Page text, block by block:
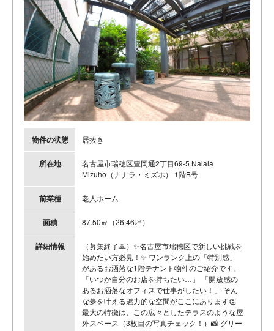
物件の状態 居抜き
所在地
名古屋市瑞穂区豊岡通2丁目69-5 Nalala
Mizuho（ナナラ・ミズホ） 1階B号
前業種 老人ホーム
面積 87.50㎡（26.46坪）
詳細情報
（募集終了🙇）✨名古屋市瑞穂区で新しい挑戦を
始めたい方必見！✨ ワンランク上の「特別感」
があるお洒落な1階テナント物件のご紹介です。
「いつか自分のお店を持ちたい…」 「開放感の
あるお洒落なオフィスで仕事がしたい！」 そん
な夢を叶える魅力的な空間がここにあります👏
最大の特徴は、この広々としたテラスのような屋
外スペース（3枚目の写真チェック！）📸 グリー